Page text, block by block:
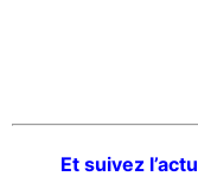
Et suivez